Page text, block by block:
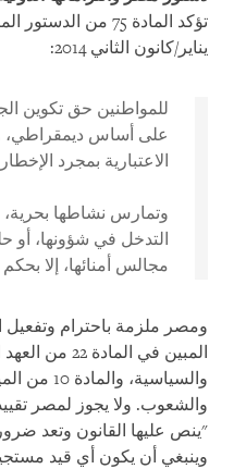
تؤكد المادة 75 من
يناير/كانون الثاني 2014:
للمواطنين حق تكوين
على أساس ديمقراطي،
الاعتبارية بمجرد
وتمارس نشاطها بحرية،
التدخل في شؤونها، أو
مجالس أمنائها، إلا
ومصر ملزمة باحترام
المبين في
والشعوب. ولا يجوز لمصر
"ينص عليها القانون وتعد
وينبغي أن يكون أي قيد